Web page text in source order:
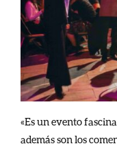
«Es un evento
además son los